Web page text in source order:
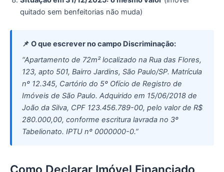
quitado sem benfeitorias não muda)
📌 O que escrever no campo Discriminação:
“Apartamento de 72m² localizado na Rua das Flores,
123, apto 501, Bairro Jardins, São Paulo/SP. Matrícula
nº 12.345, Cartório do 5º Ofício de Registro de
Imóveis de São Paulo. Adquirido em 15/06/2018 de
João da Silva, CPF 123.456.789-00, pelo valor de R$
280.000,00, conforme escritura lavrada no 3º
Tabelionato. IPTU nº 0000000-0.”